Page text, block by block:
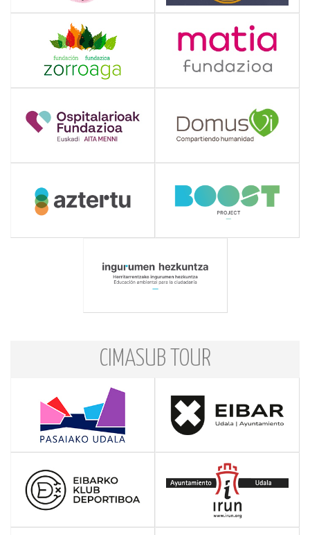
CIMASUB TOUR